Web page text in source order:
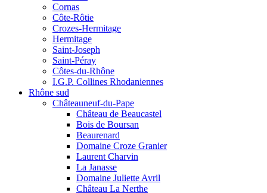
Cornas
Côte-Rôtie
Crozes-Hermitage
Hermitage
Saint-Joseph
Saint-Péray
Côtes-du-Rhône
I.G.P. Collines Rhodaniennes
Rhône sud
Châteauneuf-du-Pape
Château de Beaucastel
Bois de Boursan
Beaurenard
Domaine Croze Granier
Laurent Charvin
La Janasse
Domaine Juliette Avril
Château La Nerthe